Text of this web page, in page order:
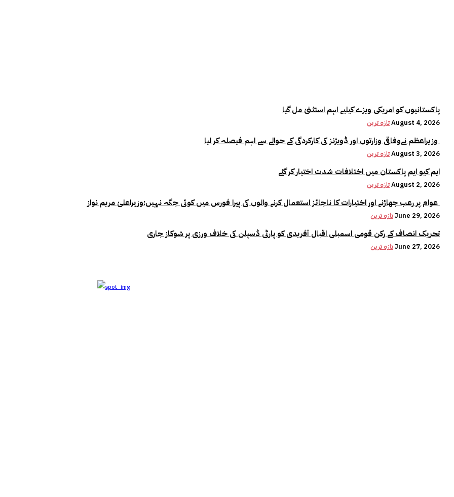
پاکستانیوں کو امریکی ویزے کیلیے اہم استثنیٰ مل گیا
تازہ ترینAugust 4, 2026
تازہ ترینAugust 3, 2026
ایم کیو ایم پاکستان میں اختلافات شدت اختیار کر گئے
تازہ ترینAugust 2, 2026
تازہ ترینJune 29, 2026
تحریک انصاف کے رکن قومی اسمبلی اقبال آفریدی کو پارٹی ڈسپلن کی خلاف ورزی پر شوکاز جاری
تازہ ترینJune 27, 2026